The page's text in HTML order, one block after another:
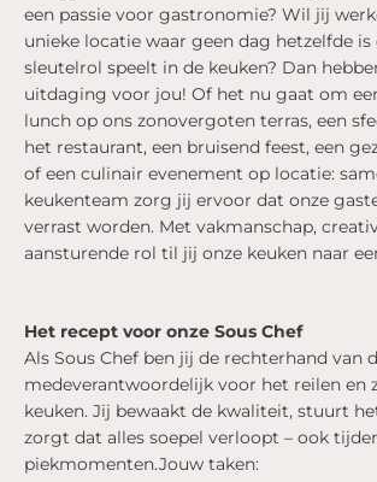
een passie voor gastronomie? Wil jij
unieke locatie waar geen dag hetzelfde is
sleutelrol speelt in de keuken? Dan
uitdaging voor jou! Of het nu gaat om
lunch op ons zonovergoten terras, een
het restaurant, een bruisend feest, een
of een culinair evenement op locatie:
keukenteam zorg jij ervoor dat onze
verrast worden. Met vakmanschap,
aansturende rol til jij onze keuken naar
Het recept voor onze Sous Chef
Als Sous Chef ben jij de rechterhand van
medeverantwoordelijk voor het reilen en
keuken. Jij bewaakt de kwaliteit, stuurt
zorgt dat alles soepel verloopt – ook
piekmomenten.Jouw taken: